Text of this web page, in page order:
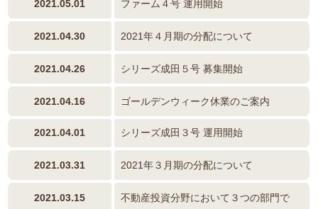
2021.05.01 ファーム４号 運用開始
2021.04.30 2021年４月期の分配について
2021.04.26 シリーズ成田５号 募集開始
2021.04.16 ゴールデンウィーク休業のご案内
2021.04.01 シリーズ成田３号 運用開始
2021.03.31 2021年３月期の分配について
2021.03.15
不動産投資分野において３つの部門で